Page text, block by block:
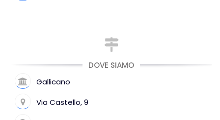
DOVE SIAMO
Gallicano
Via Castello, 9